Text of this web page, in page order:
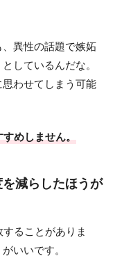
異性の話題で嫉妬
しているんだな。
わせてしまう可能
めしません。
減らしたほうが
ることがありま
いいです。